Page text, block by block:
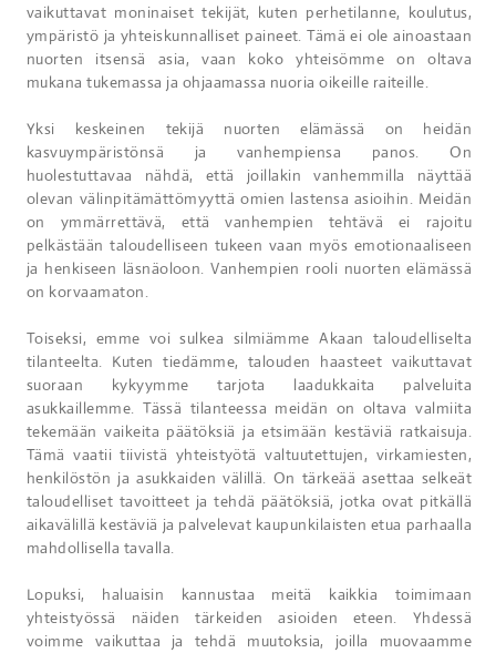
vaikuttavat moninaiset tekijät, kuten perhetilanne, koulutus,
ympäristö ja yhteiskunnalliset paineet. Tämä ei ole ainoastaan
nuorten itsensä asia, vaan koko yhteisömme on oltava
mukana tukemassa ja ohjaamassa nuoria oikeille raiteille.
Yksi keskeinen tekijä nuorten elämässä on heidän
kasvuympäristönsä ja vanhempiensa panos. On
huolestuttavaa nähdä, että joillakin vanhemmilla näyttää
olevan välinpitämättömyyttä omien lastensa asioihin. Meidän
on ymmärrettävä, että vanhempien tehtävä ei rajoitu
pelkästään taloudelliseen tukeen vaan myös emotionaaliseen
ja henkiseen läsnäoloon. Vanhempien rooli nuorten elämässä
on korvaamaton.
Toiseksi, emme voi sulkea silmiämme Akaan taloudelliselta
tilanteelta. Kuten tiedämme, talouden haasteet vaikuttavat
suoraan kykyymme tarjota laadukkaita palveluita
asukkaillemme. Tässä tilanteessa meidän on oltava valmiita
tekemään vaikeita päätöksiä ja etsimään kestäviä ratkaisuja.
Tämä vaatii tiivistä yhteistyötä valtuutettujen, virkamiesten,
henkilöstön ja asukkaiden välillä. On tärkeää asettaa selkeät
taloudelliset tavoitteet ja tehdä päätöksiä, jotka ovat pitkällä
aikavälillä kestäviä ja palvelevat kaupunkilaisten etua parhaalla
mahdollisella tavalla.
Lopuksi, haluaisin kannustaa meitä kaikkia toimimaan
yhteistyössä näiden tärkeiden asioiden eteen. Yhdessä
voimme vaikuttaa ja tehdä muutoksia, joilla muovaamme